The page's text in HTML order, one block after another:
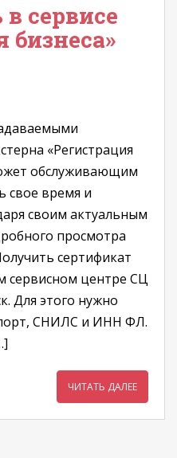
сервисе
бизнеса»
«Регистрация
обслуживающим
свое время и
своим актуальным
просмотра
сертификат
центре СЦ
Для этого нужно
СНИЛС и ИНН ФЛ.
ЧИТАТЬ ДАЛЕЕ